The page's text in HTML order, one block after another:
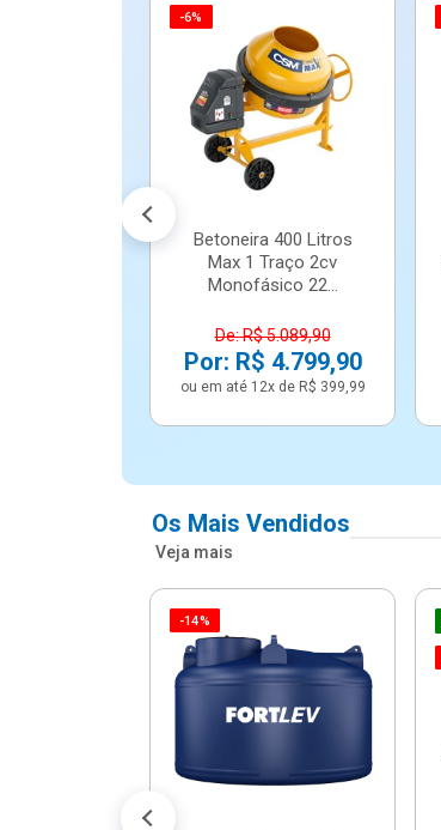
-6%
Betoneira 400 Litros
Max 1 Traço 2cv
Monofásico 22...
De: R$ 5.089,90
Por: R$ 4.799,90
ou em até 12x de R$ 399,99
Os Mais Vendidos
Veja mais
-14%